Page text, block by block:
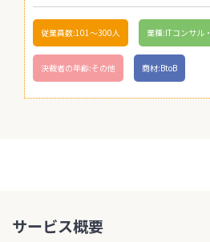
従業員数:101〜300人 業種:ITコンサル
決裁者の年齢:その他 商材:BtoB
サービス概要